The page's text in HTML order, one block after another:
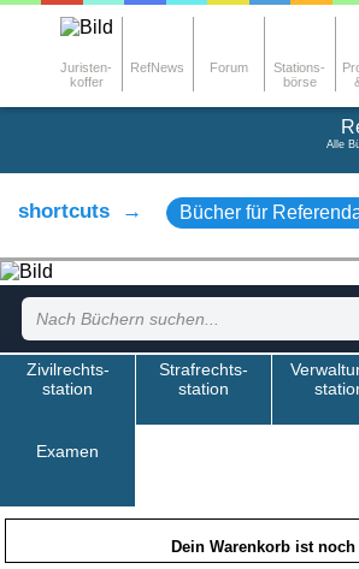
Juristen-
koffer
RefNews Forum
Stations-
börse
Alle
shortcuts → Bücher für
Zivilrechts-
station
Strafrechts-
station
Examen
Dein Warenkorb ist noch